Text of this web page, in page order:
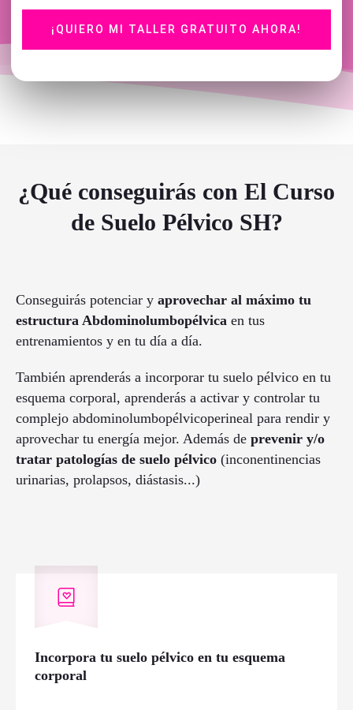
¡QUIERO MI TALLER GRATUITO AHORA!
¿Qué conseguirás con El Curso
de Suelo Pélvico SH?
Conseguirás potenciar y aprovechar al máximo tu
estructura Abdominolumbopélvica en tus
entrenamientos y en tu día a día.
También aprenderás a incorporar tu suelo pélvico en tu
esquema corporal, aprenderás a activar y controlar tu
complejo abdominolumbopélvicoperineal para rendir y
aprovechar tu energía mejor. Además de prevenir y/o
tratar patologías de suelo pélvico (inconentinencias
urinarias, prolapsos, diástasis...)
Incorpora tu suelo pélvico en tu esquema
corporal